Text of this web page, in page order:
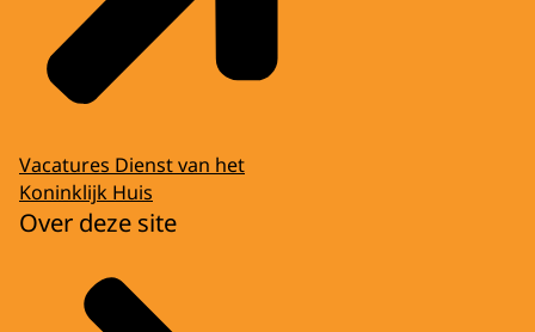
Vacatures Dienst van het
Koninklijk Huis
Over deze site